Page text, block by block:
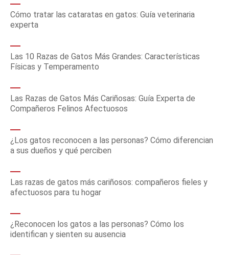
Cómo tratar las cataratas en gatos: Guía veterinaria
experta
Las 10 Razas de Gatos Más Grandes: Características
Físicas y Temperamento
Las Razas de Gatos Más Cariñosas: Guía Experta de
Compañeros Felinos Afectuosos
¿Los gatos reconocen a las personas? Cómo diferencian
a sus dueños y qué perciben
Las razas de gatos más cariñosos: compañeros fieles y
afectuosos para tu hogar
¿Reconocen los gatos a las personas? Cómo los
identifican y sienten su ausencia